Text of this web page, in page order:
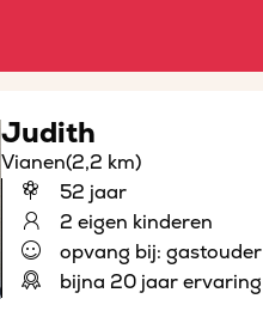
Judith
Vianen(2,2 km)
52 jaar
2 eigen kinderen
opvang bij: gastouder
bijna 20 jaar ervaring